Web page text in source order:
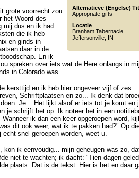
Alternatieve (Engelse)
Appropriate gifts
Locatie
Branham Tabernacle
Jeffersonville IN
grote voorrecht zou
het Woord des
mij dus en ik had
die ik heb
en ginds in
daar in de
En ik
spreken over iets wat de Here onlangs in
in Colorado was.
kersttijd en ik heb hier ongeveer vijf of zes
Schriftplaatsen en zo... Ik denk dat
Je... Het lijkt alsof er iets tot je komt en
je schrijft het op. Ik noteer het in een
ik dan een keer opgeroepen word,
dit ook weer, wat ik te pakken had?" Op
snel geroepen worden, weet u.
kon ik eenvoudig... mijn geheugen was zo,
niet te wachten; ik dacht: "Tien dagen
plaats. Dat is de tekst. Hier is het en daar